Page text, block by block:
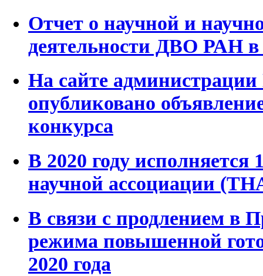
Отчет о научной и
деятельности ДВО РАН в
На сайте
опубликовано
конкурса
В 2020 году исполняется
научной ассоциации
В связи с продлением в
режима повышенной
2020 года